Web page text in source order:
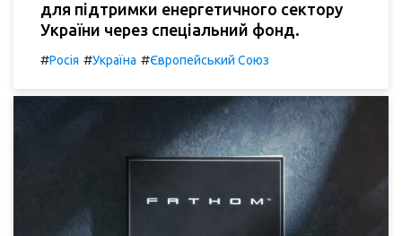
для підтримки енергетичного сектору
України через спеціальний фонд.
#Росія #Україна #Європейський Союз